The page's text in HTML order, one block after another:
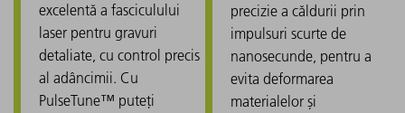
excelentă a fasciculului
laser pentru gravuri
detaliate, cu control precis
al adâncimii. Cu
PulseTune™ puteți
precizie a căldurii prin
impulsuri scurte de
nanosecunde, pentru a
evita deformarea
materialelor și